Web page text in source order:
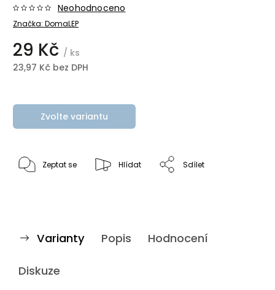
Značka: DomaLEP
Neohodnoceno
29 Kč / ks
23,97 Kč bez DPH
Zvolte variantu
Zeptat se Hlídat Sdílet
Varianty Popis Hodnocení
Diskuze